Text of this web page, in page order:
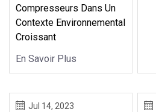
Compresseurs Dans Un
Contexte Environnemental
Croissant
En Savoir Plus
Jul 14, 2023